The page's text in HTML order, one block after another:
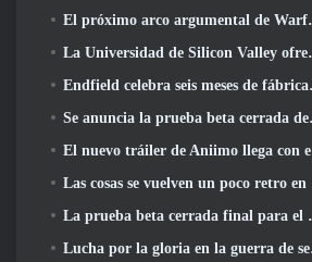
El próximo arco argumental de Warframe lleva a los jugadores a un mapa estelar completamente nuevo, El sistema Tau
La Universidad de Silicon Valley ofrece becas para juegos y algunos de los requisitos son interesantes
Endfield celebra seis meses de fábricas y tirolesas durante su próxima actualización
Se anuncia la prueba beta cerrada de la tercera etapa de las batallas de infantería de Of War Thunder
El nuevo tráiler de Aniimo llega con el lanzamiento de la última prueba beta cerrada
Las cosas se vuelven un poco retro en la temporada final 11 Actualizar
La prueba beta cerrada final para el shooter F2P Sudden Attack Zero Point de Nexon comenzó hoy
Lucha por la gloria en la guerra de servidores de Lineage II